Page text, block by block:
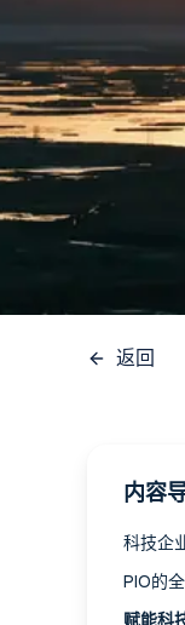
返回
内容
科技企
PIO的
赋能科